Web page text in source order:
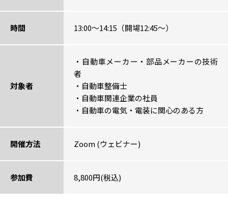
時間 13:00～14:15（開場12:45～）
対象者
・自動車メーカー・部品メーカーの技術
者
・自動車整備士
・自動車関連企業の社員
・自動車の電気・電装に関心のある方
開催方法 Zoom (ウェビナー)
参加費 8,800円(税込)